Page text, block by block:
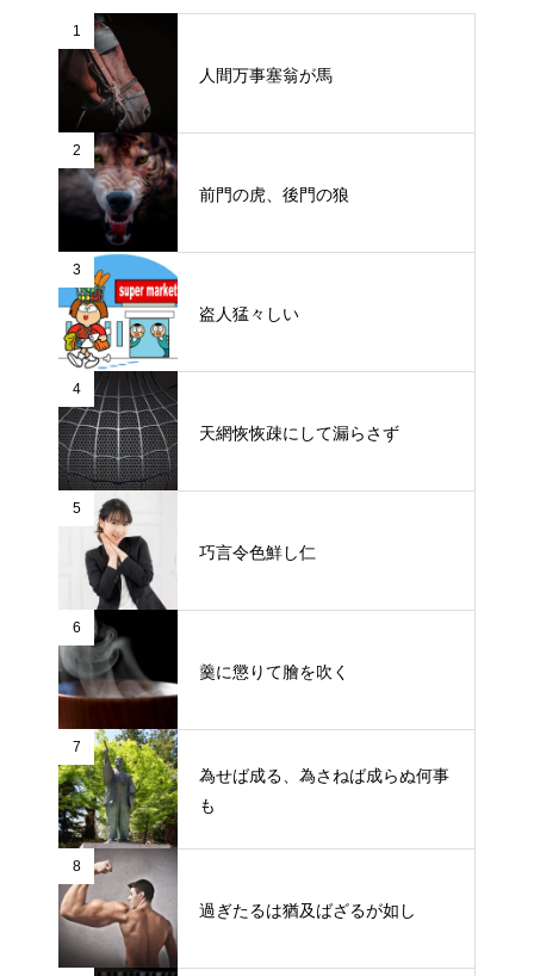
1
人間万事塞翁が馬
2
前門の虎、後門の狼
3
盗人猛々しい
4
天網恢恢疎にして漏らさず
5
巧言令色鮮し仁
6
羹に懲りて膾を吹く
7
為せば成る、為さねば成らぬ何事
も
8
過ぎたるは猶及ばざるが如し